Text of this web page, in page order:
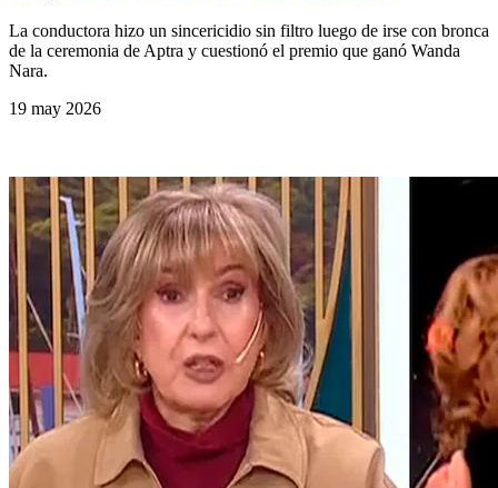
La conductora hizo un sincericidio sin filtro luego de irse con bronca
de la ceremonia de Aptra y cuestionó el premio que ganó Wanda
Nara.
19 may 2026